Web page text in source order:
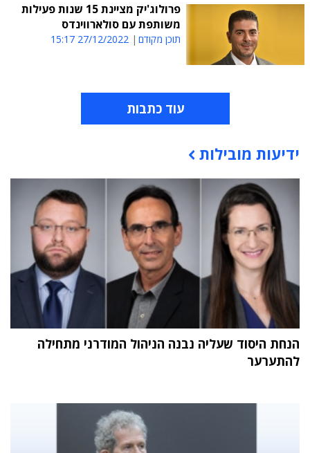
פרולוג'יק מציינת 15 שנות פעילות
משותפת עם סולארווינדס
תוכן מקודם 27/12/2022 15:17
עוד כתבות
תוכן פרסומי
ידיעות מובילות
הנחת היסוד שעליה נבנה הניהול המודרני מתחילה
להתערער